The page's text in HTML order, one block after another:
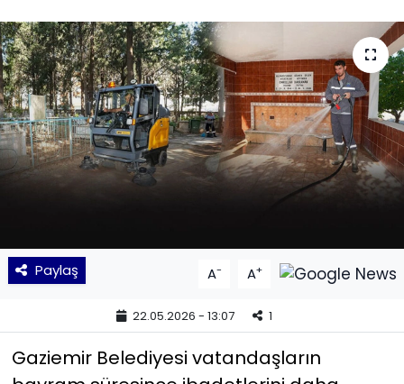
Paylaş A- A+
22.05.2026 - 13:07 1
Gaziemir Belediyesi vatandaşların
MAGAZİN
POLİTİKA
SAĞLIK
Siyaset
TEKNOLOJİ
YEREL POLİTİKA